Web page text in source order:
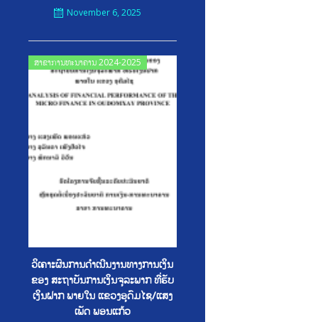
November 6, 2025
ສາຂາການທະນາຄານ 2024-2025
ວິເຄາະຜົນການດໍາເນີນງານທາງການເງິນ
ຂອງ ສະຖາບັນການເງິນຈຸລະພາກ ທີ່ຮັບ
ເງິນຝາກ ພາຍໃນ ແຂວງອຸດົມໄຊ/ແສງ
ເພັດ ພອນແກ້ວ
Posted
on